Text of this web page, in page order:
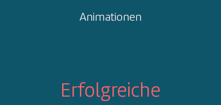
Animationen
Erfolgreiche